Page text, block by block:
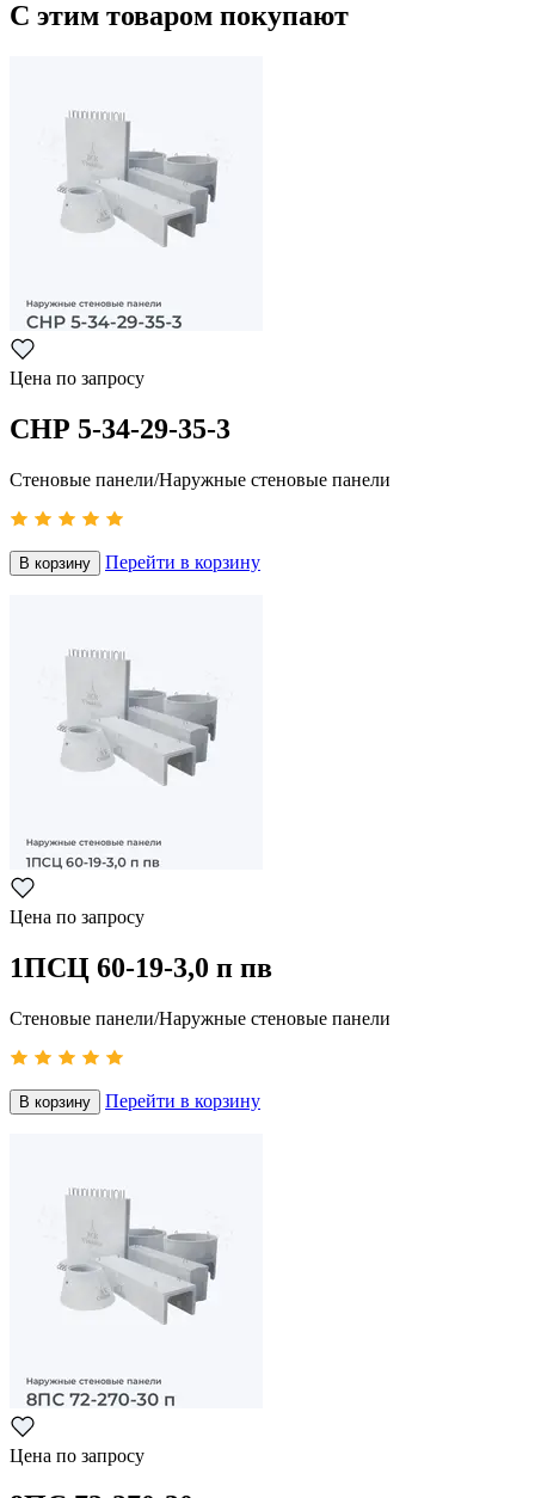
С этим товаром покупают
Цена по запросу
СНР 5-34-29-35-3
Стеновые панели/Наружные стеновые панели
В корзину Перейти в корзину
Цена по запросу
1ПСЦ 60-19-3,0 п пв
Стеновые панели/Наружные стеновые панели
В корзину Перейти в корзину
Цена по запросу